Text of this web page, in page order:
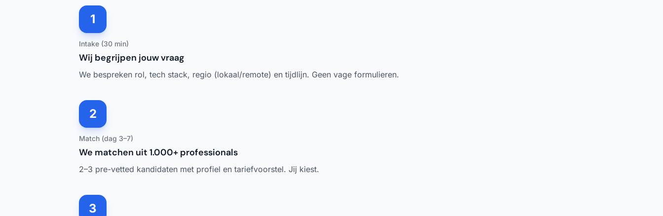
1
Intake (30 min)
Wij begrijpen jouw vraag
We bespreken rol, tech stack, regio (lokaal/remote) en tijdlijn. Geen vage formulieren.
2
Match (dag 3–7)
We matchen uit 1.000+ professionals
2–3 pre-vetted kandidaten met profiel en tariefvoorstel. Jij kiest.
3